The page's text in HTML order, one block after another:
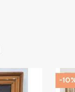
-